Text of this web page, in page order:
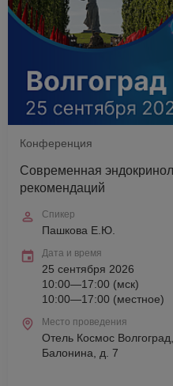
Конференция
Современная
рекомендаций
Спикер
Пашкова Е.Ю.
Дата и время
25 сентября 2026
10:00—17:00 (мск)
10:00—17:00 (местное)
Место проведения
Отель Космос
Балонина, д. 7